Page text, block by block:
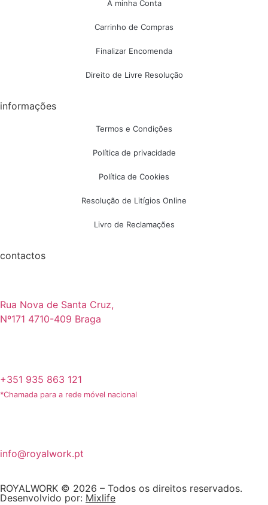
A minha Conta
Carrinho de Compras
Finalizar Encomenda
Direito de Livre Resolução
informações
Termos e Condições
Política de privacidade
Política de Cookies
Resolução de Litígios Online
Livro de Reclamações
contactos
Rua Nova de Santa Cruz,
Nº171 4710-409 Braga
+351 935 863 121
*Chamada para a rede móvel nacional
info@royalwork.pt
ROYALWORK © 2026 – Todos os direitos reservados.
Desenvolvido por: Mixlife